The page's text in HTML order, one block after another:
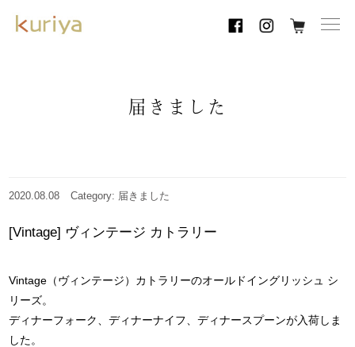
届きました
2020.08.08 Category: 届きました
[Vintage] ヴィンテージ カトラリー
Vintage（ヴィンテージ）カトラリーのオールドイングリッシュ シ
リーズ。
ディナーフォーク、ディナーナイフ、ディナースプーンが入荷しま
した。